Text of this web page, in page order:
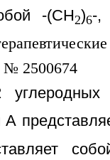
-(CH2)6-,